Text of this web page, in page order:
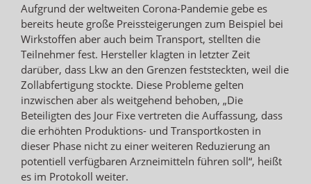
Aufgrund der weltweiten Corona-Pandemie gebe es
bereits heute große Preissteigerungen zum Beispiel bei
Wirkstoffen aber auch beim Transport, stellten die
Teilnehmer fest. Hersteller klagten in letzter Zeit
darüber, dass Lkw an den Grenzen feststeckten, weil die
Zollabfertigung stockte. Diese Probleme gelten
inzwischen aber als weitgehend behoben, „Die
Beteiligten des Jour Fixe vertreten die Auffassung, dass
die erhöhten Produktions- und Transportkosten in
dieser Phase nicht zu einer weiteren Reduzierung an
potentiell verfügbaren Arzneimitteln führen soll“, heißt
es im Protokoll weiter.